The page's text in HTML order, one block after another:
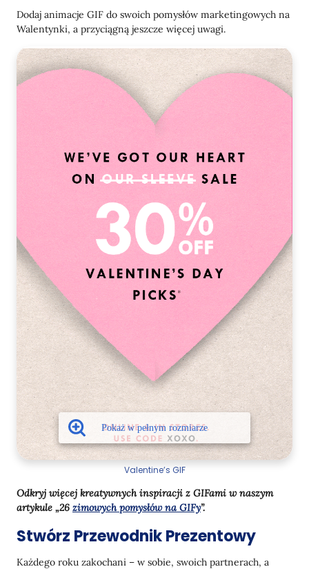
Kiedy Nazwa Marki Staje Się Częścią Święta
Napędzaj swoje działania marketingowe na
Walentynki z Yespo
Końcowe myśli
Dodaj animacje GIF do swoich pomysłów marketingowych na
Walentynki, a przyciągną jeszcze więcej uwagi.
Valentine’s GIF
Odkryj więcej kreatywnych inspiracji z GIFami w naszym
artykule „26 zimowych pomysłów na GIFy”.
Stwórz Przewodnik Prezentowy
Każdego roku zakochani – w sobie, swoich partnerach, a